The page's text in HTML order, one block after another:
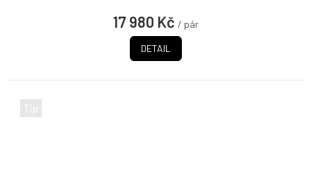
17 980 Kč / pár
DETAIL
Tip